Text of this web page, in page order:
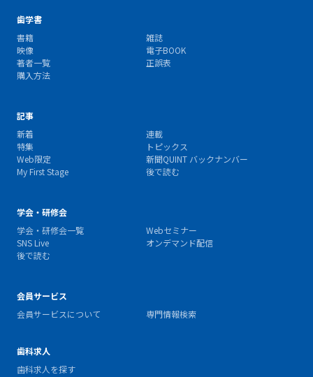
歯学書
書籍
雑誌
映像
電子BOOK
著者一覧
正誤表
購入方法
記事
新着
連載
特集
トピックス
Web限定
新聞QUINT バックナンバー
My First Stage
後で読む
学会・研修会
学会・研修会一覧
Webセミナー
SNS Live
オンデマンド配信
後で読む
会員サービス
会員サービスについて
専門情報検索
歯科求人
歯科求人を探す